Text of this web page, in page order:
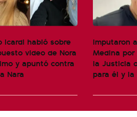
Icardi habló sobre
video de Nora
y apuntó contra
Nara
Imputaron
Medina
la Justicia
para él y